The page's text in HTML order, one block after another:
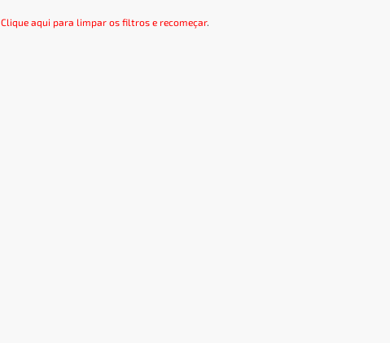
Clique aqui para limpar os filtros e recomeçar.